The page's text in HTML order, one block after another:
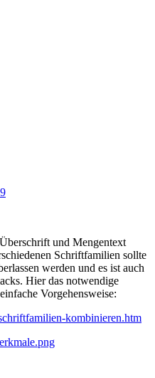
und Mengentext
Schriftfamilien sollte
werden und es ist auch
Hier das notwendige
Vorgehensweise:
kombinieren.htm